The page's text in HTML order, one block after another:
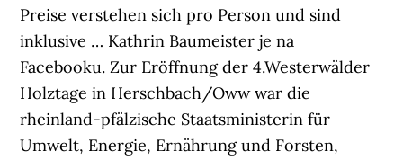
Preise verstehen sich pro Person und sind
inklusive … Kathrin Baumeister je na
Facebooku. Zur Eröffnung der 4.Westerwälder
Holztage in Herschbach/Oww war die
rheinland-pfälzische Staatsministerin für
Umwelt, Energie, Ernährung und Forsten,